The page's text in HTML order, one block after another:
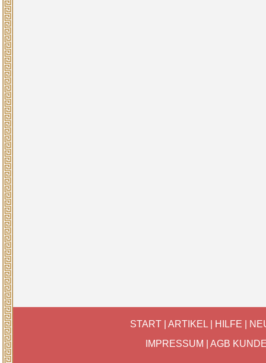
START |ARTIKEL HILFE
IMPRESSUM
|AGB